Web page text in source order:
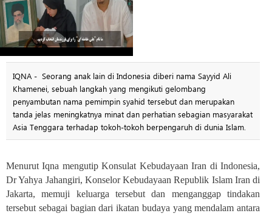
IQNA - Seorang anak lain di Indonesia diberi nama Sayyid Ali
Khamenei, sebuah langkah yang mengikuti gelombang
penyambutan nama pemimpin syahid tersebut dan merupakan
tanda jelas meningkatnya minat dan perhatian sebagian masyarakat
Asia Tenggara terhadap tokoh-tokoh berpengaruh di dunia Islam.
Menurut Iqna mengutip Konsulat Kebudayaan Iran di Indonesia,
Dr Yahya Jahangiri, Konselor Kebudayaan Republik Islam Iran di
Jakarta, memuji keluarga tersebut dan menganggap tindakan
tersebut sebagai bagian dari ikatan budaya yang mendalam antara